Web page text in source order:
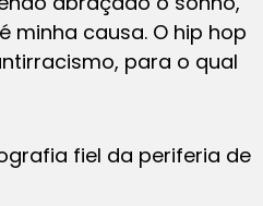
minha causa. O hip hop
para o qual
fiel da periferia de